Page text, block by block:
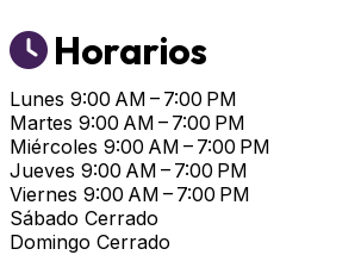
Horarios
Lunes 9:00 AM – 7:00 PM
Martes 9:00 AM – 7:00 PM
Miércoles 9:00 AM – 7:00 PM
Jueves 9:00 AM – 7:00 PM
Viernes 9:00 AM – 7:00 PM
Sábado Cerrado
Domingo Cerrado